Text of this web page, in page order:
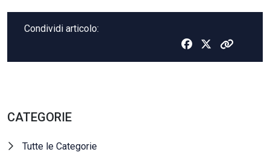
Condividi articolo:
CATEGORIE
Tutte le Categorie